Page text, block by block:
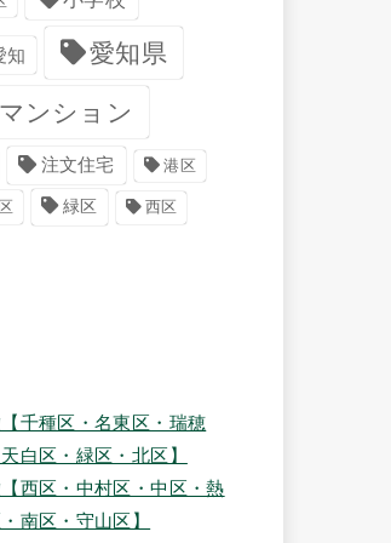
知 愛知県
ンション
注文住宅 港区
緑区 西区
千種区・名東区・瑞穂
白区・緑区・北区】
西区・中村区・中区・熱
南区・守山区】